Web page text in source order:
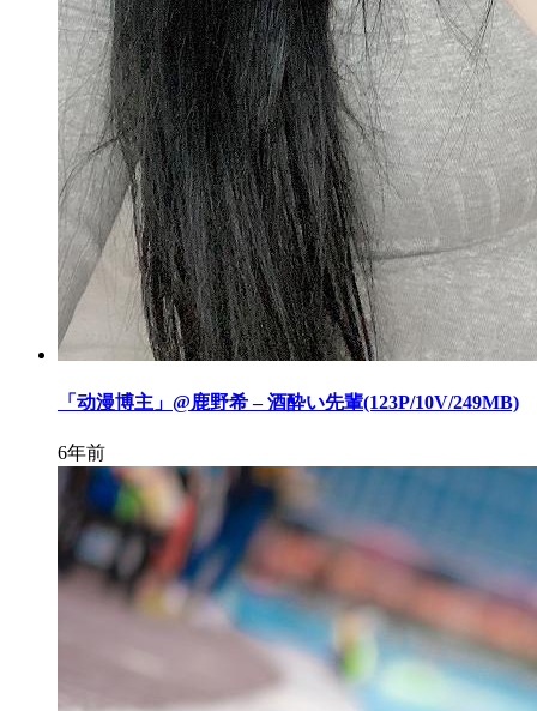
「动漫博主」@鹿野希 – 酒酔い先輩(123P/10V/249MB)
6年前